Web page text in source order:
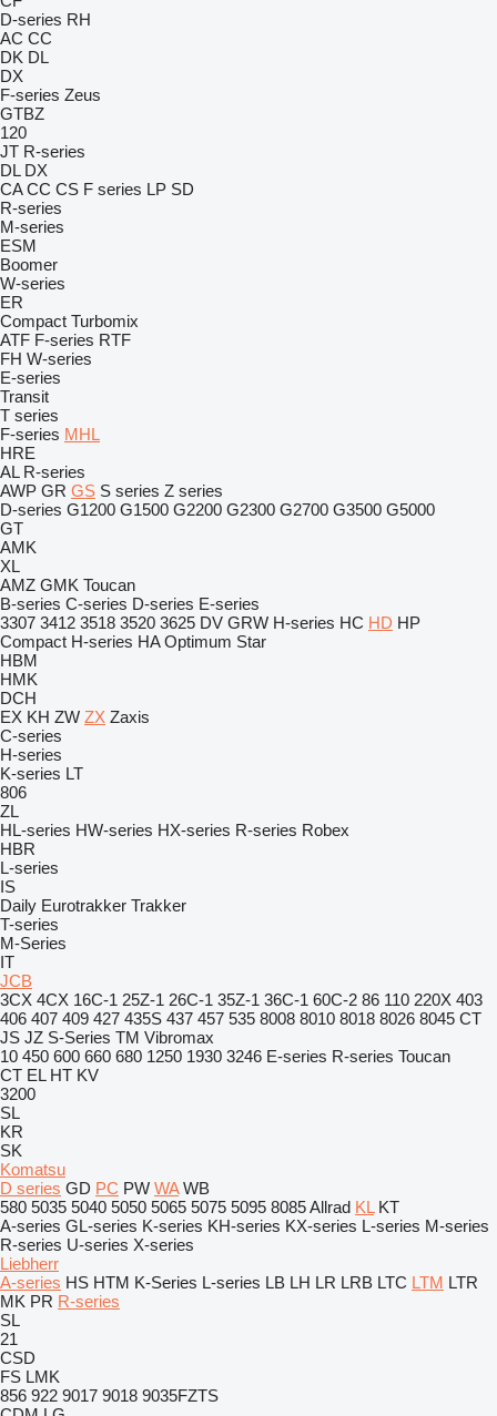
D-series RH
AC CC
DK DL
DX
F-series Zeus
GTBZ
120
JT R-series
DL DX
CA CC CS F series LP SD
R-series
M-series
ESM
Boomer
W-series
ER
Compact Turbomix
ATF F-series RTF
FH W-series
E-series
Transit
T series
F-series MHL
HRE
AL R-series
AWP GR GS S series Z series
D-series G1200 G1500 G2200 G2300 G2700 G3500 G5000
GT
AMK
XL
AMZ GMK Toucan
B-series C-series D-series E-series
3307 3412 3518 3520 3625 DV GRW H-series HC HD HP
Compact H-series HA Optimum Star
HBM
HMK
DCH
EX KH ZW ZX Zaxis
C-series
H-series
K-series LT
806
ZL
HL-series HW-series HX-series R-series Robex
HBR
L-series
IS
Daily Eurotrakker Trakker
T-series
M-Series
IT
JCB
3CX 4CX 16C-1 25Z-1 26C-1 35Z-1 36C-1 60C-2 86 110 220X 403
406 407 409 427 435S 437 457 535 8008 8010 8018 8026 8045 CT
JS JZ S-Series TM Vibromax
10 450 600 660 680 1250 1930 3246 E-series R-series Toucan
CT EL HT KV
3200
SL
KR
SK
Komatsu
D series GD PC PW WA WB
580 5035 5040 5050 5065 5075 5095 8085Allrad KL KT
A-series GL-series K-series KH-series KX-series L-series M-series
R-series U-series X-series
Liebherr
A-series HS HTM K-Series L-series LB LH LR LRB LTC LTM LTR
MK PR R-series
SL
21
CSD
FS LMK
856 922 9017 9018 9035FZTS